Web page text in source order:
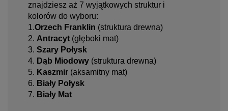
znajdziesz aż 7 wyjątkowych struktur i
kolorów do wyboru:
1.Orzech Franklin (struktura drewna)
2. Antracyt (głęboki mat)
3. Szary Połysk
4. Dąb Miodowy (struktura drewna)
5. Kaszmir (aksamitny mat)
6. Biały Połysk
7. Biały Mat